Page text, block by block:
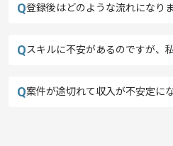
Q登録後はどのような流れになり
Qスキルに不安があるのですが、
Q案件が途切れて収入が不安定に